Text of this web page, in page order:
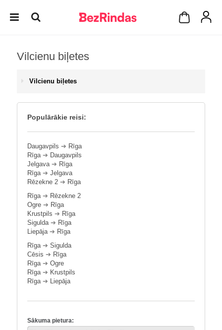
Vilcienu biļetes
Vilcienu biļetes
Populārākie reisi:
Daugavpils ➔ Rīga
Rīga➔ Daugavpils
Jelgava➔ Rīga
Rīga➔ Jelgava
Rēzekne 2 ➔ Rīga
Rīga➔ Rēzekne 2
Ogre ➔ Rīga
Krustpils ➔ Rīga
Sigulda➔ Rīga
Liepāja➔ Rīga
Rīga➔ Sigulda
Cēsis ➔ Rīga
Rīga➔ Ogre
Rīga➔ Krustpils
Rīga➔ Liepāja
Sākuma pietura: